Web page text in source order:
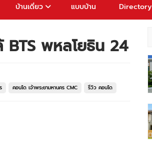
บ้านเดี่ยว แบบบ้าน Directory
BTS พหลโยธิน 24
คอนโด เจ้าพระยามหานคร CMC รีวิว คอนโด